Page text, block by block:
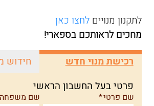
לתקנון מנוייםלחצו כאן
מחכים לראותכם בספארי!
רכישת מנוי חדש
חידוש
פרטי בעל החשבון הראשי
שם פרטי שם משפחה